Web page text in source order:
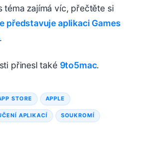
téma zajímá víc, přečtěte si
představuje aplikaci Games
.
přinesl také 9to5mac.
STORE APPLE
APLIKACÍ SOUKROMÍ